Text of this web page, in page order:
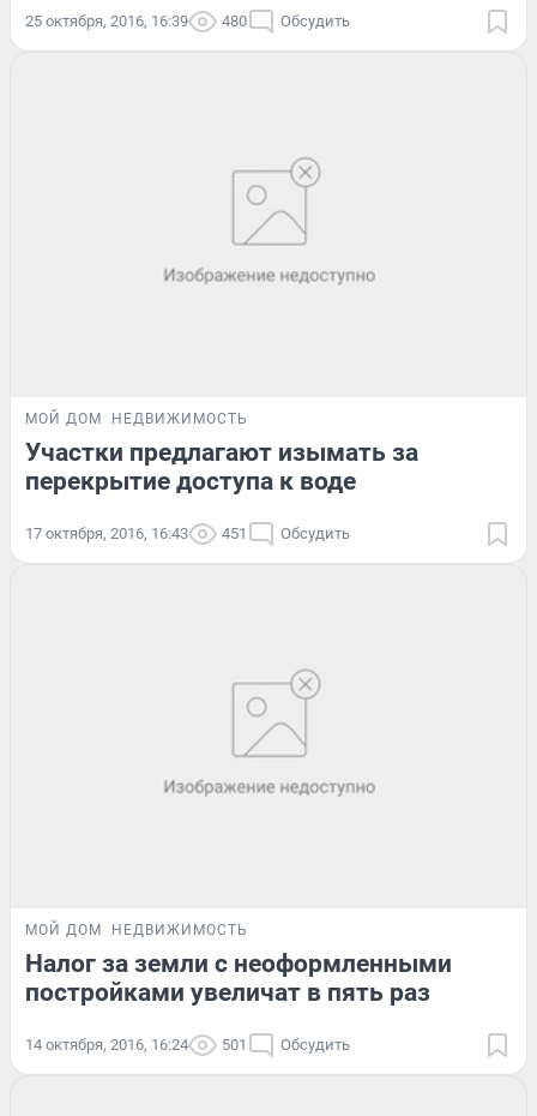
25 октября, 2016, 16:39 480 Обсудить
МОЙ ДОМ НЕДВИЖИМОСТЬ
Участки предлагают изымать за
перекрытие доступа к воде
17 октября, 2016, 16:43 451 Обсудить
МОЙ ДОМ НЕДВИЖИМОСТЬ
Налог за земли с неоформленными
постройками увеличат в пять раз
14 октября, 2016, 16:24 501 Обсудить